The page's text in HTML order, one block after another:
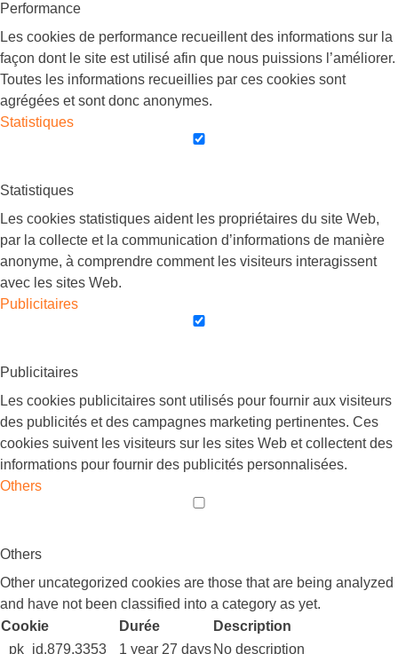
Performance
Les cookies de performance recueillent des informations sur la
façon dont le site est utilisé afin que nous puissions l’améliorer.
Toutes les informations recueillies par ces cookies sont
agrégées et sont donc anonymes.
Statistiques
Statistiques
Les cookies statistiques aident les propriétaires du site Web,
par la collecte et la communication d’informations de manière
anonyme, à comprendre comment les visiteurs interagissent
avec les sites Web.
Publicitaires
Publicitaires
Les cookies publicitaires sont utilisés pour fournir aux visiteurs
des publicités et des campagnes marketing pertinentes. Ces
cookies suivent les visiteurs sur les sites Web et collectent des
informations pour fournir des publicités personnalisées.
Others
Others
Other uncategorized cookies are those that are being analyzed
and have not been classified into a category as yet.
Cookie
Durée
Description
_pk_id.879.3353
1 year 27 days No description